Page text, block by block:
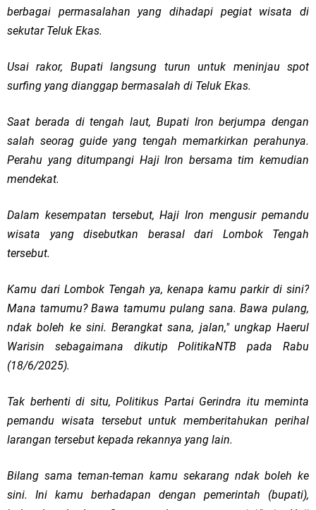
berbagai permasalahan yang dihadapi pegiat wisata di
sekutar Teluk Ekas.
Usai rakor, Bupati langsung turun untuk meninjau spot
surfing yang dianggap bermasalah di Teluk Ekas.
Saat berada di tengah laut, Bupati Iron berjumpa dengan
salah seorag guide yang tengah memarkirkan perahunya.
Perahu yang ditumpangi Haji Iron bersama tim kemudian
mendekat.
Dalam kesempatan tersebut, Haji Iron mengusir pemandu
wisata yang disebutkan berasal dari Lombok Tengah
tersebut.
Kamu dari Lombok Tengah ya, kenapa kamu parkir di sini?
Mana tamumu? Bawa tamumu pulang sana. Bawa pulang,
ndak boleh ke sini. Berangkat sana, jalan," ungkap Haerul
Warisin sebagaimana dikutip PolitikaNTB pada Rabu
(18/6/2025).
Tak berhenti di situ, Politikus Partai Gerindra itu meminta
pemandu wisata tersebut untuk memberitahukan perihal
larangan tersebut kepada rekannya yang lain.
Bilang sama teman-teman kamu sekarang ndak boleh ke
sini. Ini kamu berhadapan dengan pemerintah (bupati),